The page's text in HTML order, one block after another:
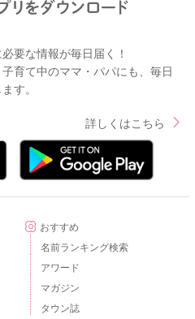
要な情報が毎日届く！
育て中のママ・パパにも、毎日
す。
詳しくはこちら
おすすめ
名前ランキング検索
アワード
マガジン
タウン誌